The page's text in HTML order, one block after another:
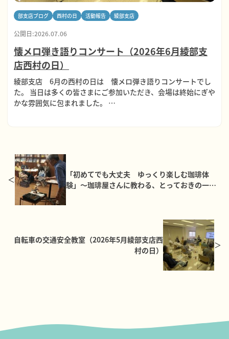
部支店ブログ 西村の日 活動報告 綾部支店
公開日:2026.07.06
懐メロ弾き語りコンサート（2026年6月綾部支
店西村の日）
綾部支店 6月の西村の日は 懐メロ弾き語りコンサートでし
た。 当日は多くの皆さまにご参加いただき、会場は終始にぎや
かな雰囲気に包まれました。 …
「初めてでも大丈夫 ゆっくり楽しむ珈琲体
験」～珈琲屋さんに教わる、とっておきの一杯
自転車の交通安全教室（2026年5月綾部支店西
村の日）